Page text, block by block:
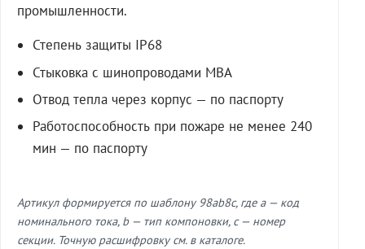
промышленности.
Степень защиты IP68
Стыковка с шинопроводами МВА
Отвод тепла через корпус — по паспорту
Работоспособность при пожаре не менее 240
мин — по паспорту
Артикул формируется по шаблону 98ab8c, где a — код
номинального тока, b — тип компоновки, c — номер
секции. Точную расшифровку см. в каталоге.